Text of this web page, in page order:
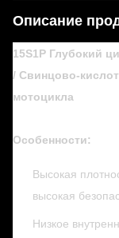
Описание
15S1P Глубокий
/ Свинцово-
мотоцикла
Особенности:
Высокая
высокая
Низкое